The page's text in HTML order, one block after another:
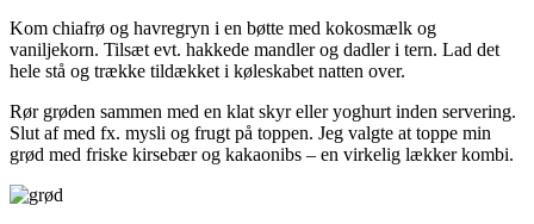
Kom chiafrø og havregryn i en bøtte med kokosmælk og
vaniljekorn. Tilsæt evt. hakkede mandler og dadler i tern. Lad det
hele stå og trække tildækket i køleskabet natten over.
Rør grøden sammen med en klat skyr eller yoghurt inden servering.
Slut af med fx. mysli og frugt på toppen. Jeg valgte at toppe min
grød med friske kirsebær og kakaonibs – en virkelig lækker kombi.